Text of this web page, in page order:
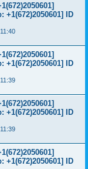
ID
ID
ID
ID